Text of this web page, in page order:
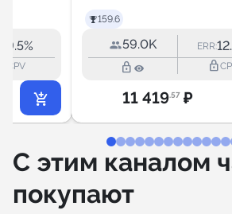
9.5%
CPV
159.6
59.0K ERR:
lock_outline lock_outline
11 419.57 ₽
С этим каналом
покупают